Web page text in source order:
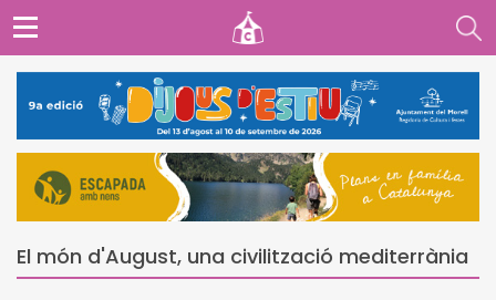
El món d'August, una civilització mediterrània